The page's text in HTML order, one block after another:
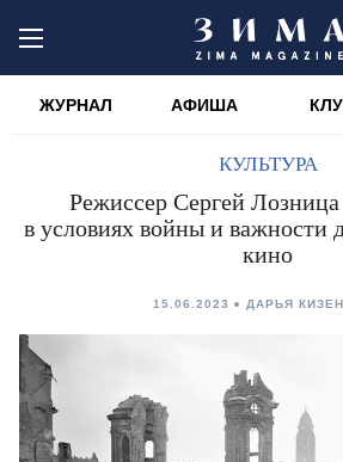
ЖУРНАЛ АФИША
КУЛЬТУРА
Режиссер Сергей
в условиях войны и важности
кино
15.06.2023 ДАРЬЯ